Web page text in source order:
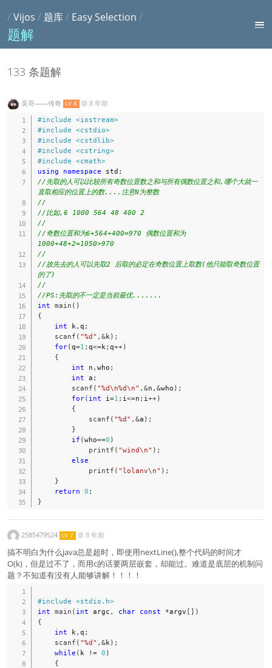
/Vijos / 题库/ Easy Selection /
题解
133 条题解
吴哥——传奇 LV 8 @ 8 年前
#include <iostream>
#include <cstdio>
#include <cstdlib>
#include <cstring>
#include <cmath>
using
namespace std ;
//先取的人可以比较所有奇数位置数之和与所有偶数位置之和,哪个大就一
直取相应的位置上的数....注意N为整数
//
//比如,6 1000 564 48 400 2
//
//奇数位置和为6+564+400=970 偶数位置和为
1000+48+2=1050>970
//
//故先去的人可以先取2 后取的必定在奇数位置上取数(他只能取奇数位置
的了)
//
//PS:先取的不一定是当前最优.......
int main ( )
{
int k , q ;
scanf ( "%d" , &k ) ;
for(q=1 ; q<=k ; q++)
{
int n , who ;
int a ;
scanf ( "%d\n%d\n" , &n , &who ) ;
for( int i =1 ; i <=n ; i ++)
{
scanf ( "%d" , &a ) ;
}
if (who==0 )
printf ( "wind\n" ) ;
else
printf ( "lolanv\n" ) ;
}
return 0 ;
}
2585479524 LV 7 @ 8 年前
搞不明白为什么java总是超时，即使用nextLine(),整个代码的时间才
O(k)，但是过不了，而用c的话要两层嵌套，却能过。难道是底层的机制问
题？不知道有没有人能够讲解！！！！
#include <stdio.h>
int main ( int argc , char const *argv [ ] )
{
int k , q ;
scanf ( "%d" , &k ) ;
while ( k != 0 )
{